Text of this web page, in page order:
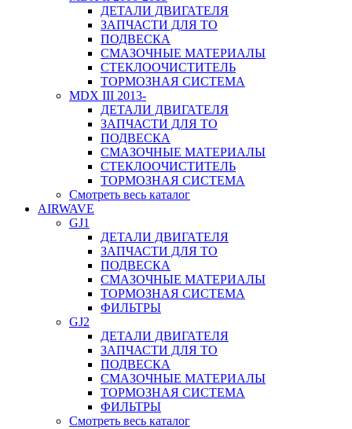
ДЕТАЛИ ДВИГАТЕЛЯ
ЗАПЧАСТИ ДЛЯ ТО
ПОДВЕСКА
СМАЗОЧНЫЕ МАТЕРИАЛЫ
СТЕКЛООЧИСТИТЕЛЬ
ТОРМОЗНАЯ СИСТЕМА
MDX III 2013-
ДЕТАЛИ ДВИГАТЕЛЯ
ЗАПЧАСТИ ДЛЯ ТО
ПОДВЕСКА
СМАЗОЧНЫЕ МАТЕРИАЛЫ
СТЕКЛООЧИСТИТЕЛЬ
ТОРМОЗНАЯ СИСТЕМА
Смотреть весь каталог
AIRWAVE
GJ1
ДЕТАЛИ ДВИГАТЕЛЯ
ЗАПЧАСТИ ДЛЯ ТО
ПОДВЕСКА
СМАЗОЧНЫЕ МАТЕРИАЛЫ
ТОРМОЗНАЯ СИСТЕМА
ФИЛЬТРЫ
GJ2
ДЕТАЛИ ДВИГАТЕЛЯ
ЗАПЧАСТИ ДЛЯ ТО
ПОДВЕСКА
СМАЗОЧНЫЕ МАТЕРИАЛЫ
ТОРМОЗНАЯ СИСТЕМА
ФИЛЬТРЫ
Смотреть весь каталог